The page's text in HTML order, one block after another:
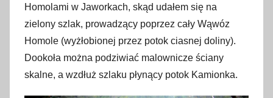
0
1
6
Homolami w Jaworkach, skąd udałem się na
zielony szlak, prowadzący poprzez cały Wąwóz
Homole (wyżłobionej przez potok ciasnej doliny).
Dookoła można podziwiać malownicze ściany
skalne, a wzdłuż szlaku płynący potok Kamionka.